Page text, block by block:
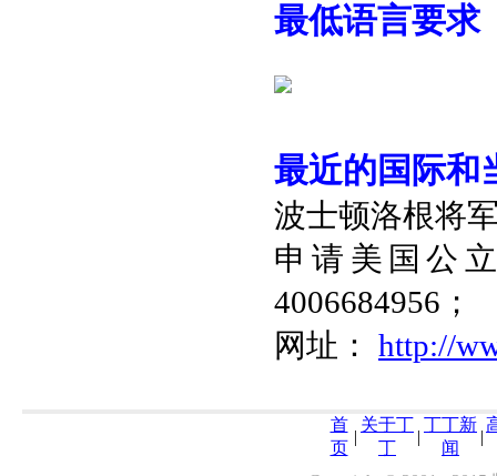
最低语言要求
最近的国际和
波士顿洛根将
申请美国公
4006684956 ；
网址： http://
首
页
|
关于丁
丁
|
丁丁新
闻
|